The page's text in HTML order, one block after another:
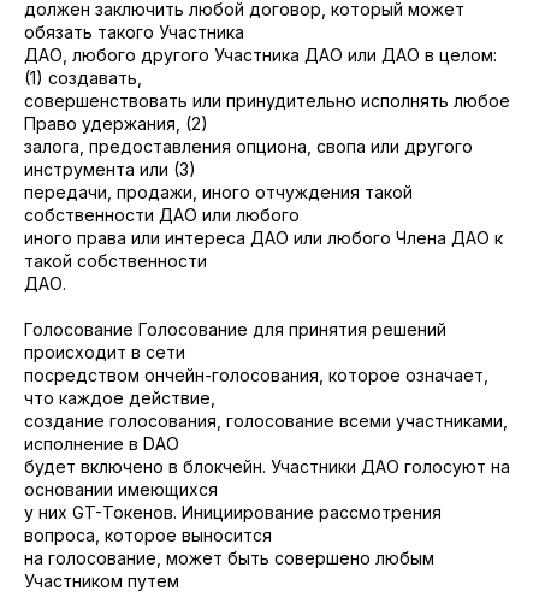
должен заключить любой договор, который может
обязать такого Участника
ДАО, любого другого Участника ДАО или ДАО в целом:
(1) создавать,
совершенствовать или принудительно исполнять любое
Право удержания, (2)
залога, предоставления опциона, свопа или другого
инструмента или (3)
передачи, продажи, иного отчуждения такой
собственности ДАО или любого
иного права или интереса ДАО или любого Члена ДАО к
такой собственности
ДАО.
Голосование Голосование для принятия решений
происходит в сети
посредством ончейн-голосования, которое означает,
что каждое действие,
создание голосования, голосование всеми участниками,
исполнение в DAO
будет включено в блокчейн. Участники ДАО голосуют на
основании имеющихся
у них GT-Токенов. Инициирование рассмотрения
вопроса, которое выносится
на голосование, может быть совершено любым
Участником путем